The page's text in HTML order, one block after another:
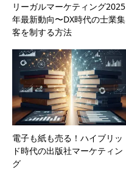
リーガルマーケティング2025
年最新動向〜DX時代の士業集
客を制する方法
電子も紙も売る！ハイブリッ
ド時代の出版社マーケティン
グ